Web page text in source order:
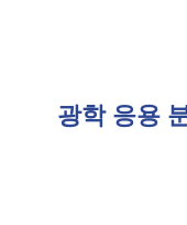
광학 응용